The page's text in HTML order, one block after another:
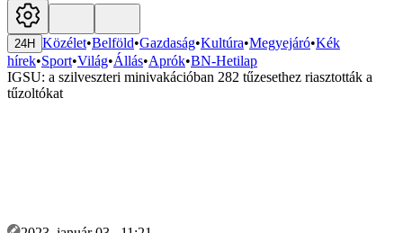
24H Közélet•Belföld•Gazdaság•Kultúra•Megyejáró•Kék
hírek•Sport•Világ•Állás•Aprók•BN-Hetilap
IGSU: a szilveszteri minivakációban 282 tűzesethez riasztották a
tűzoltókat